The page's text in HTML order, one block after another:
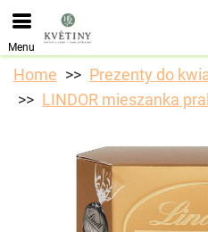
Przyjmujemy zamówienia
sklepu internetowego.
to 10.08.2026 z
Menu
Home
Prezenty do
LINDOR mieszanka